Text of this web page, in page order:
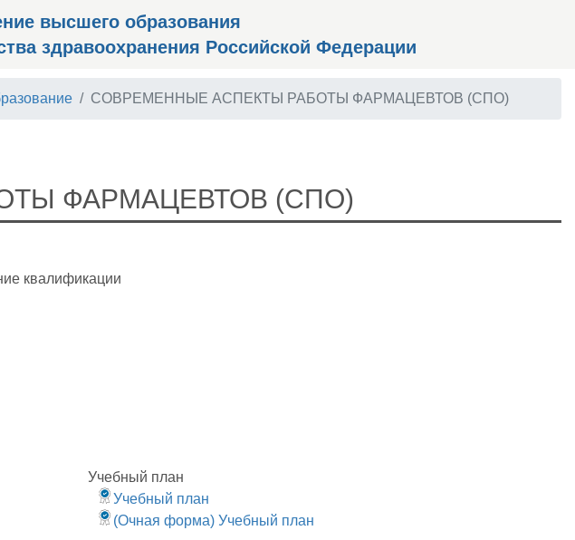
высшего образования
здравоохранения Российской Федерации
СОВРЕМЕННЫЕ АСПЕКТЫ РАБОТЫ ФАРМАЦЕВТОВ (СПО)
ФАРМАЦЕВТОВ (СПО)
квалификации
Учебный план
Учебный план
(Очная форма) Учебный план